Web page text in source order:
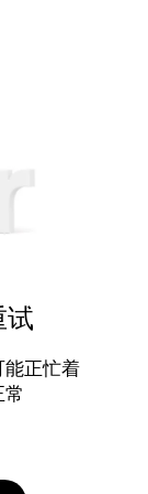
试
能正忙着
常